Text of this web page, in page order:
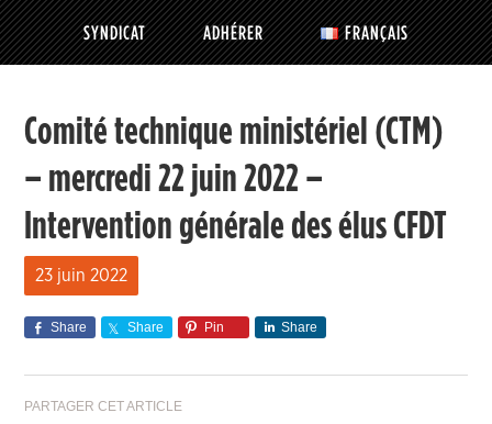
SYNDICAT ADHÉRER FRANÇAIS
Comité technique ministériel (CTM)
– mercredi 22 juin 2022 –
Intervention générale des élus CFDT
23 juin 2022
Share Share Pin Share
PARTAGER CET ARTICLE